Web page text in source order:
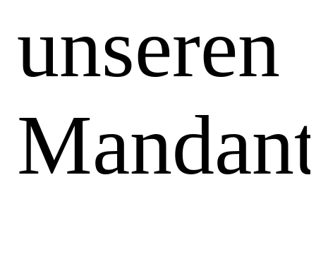
unseren